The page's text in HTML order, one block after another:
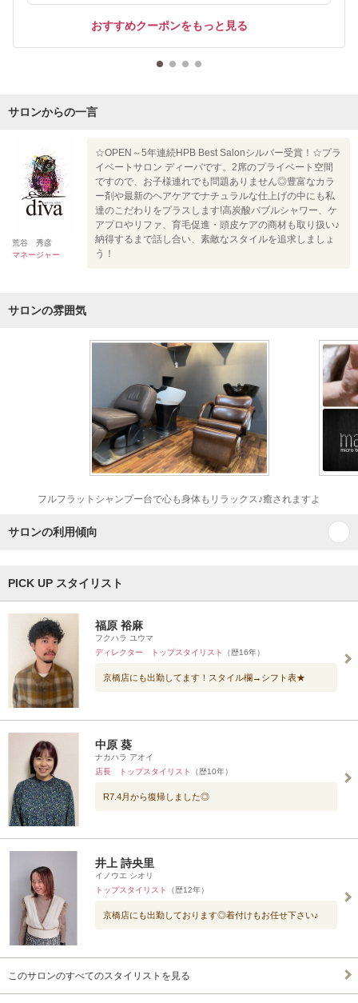
おすすめクーポンをもっと見る
サロンからの一言
荒谷 秀彦
マネージャー
☆OPEN～5年連続HPB Best Salonシルバー受賞！☆プラ
イベートサロン ディーバです。2席のプライベート空間
ですので、お子様連れでも問題ありません◎豊富なカラ
ー剤や最新のヘアケアでナチュラルな仕上げの中にも私
達のこだわりをプラスします!高炭酸バブルシャワー、ケ
アプロやリファ、育毛促進・頭皮ケアの商材も取り扱い♪
納得するまで話し合い、素敵なスタイルを追求しましょ
う！
サロンの雰囲気
フルフラットシャンプー台で心も身体もリラックス♪癒されますよ
サロンの利用傾向
PICK UP スタイリスト
福原 裕麻
フクハラ ユウマ
ディレクター トップスタイリスト
（歴16年）
京橋店にも出勤してます！スタイル欄→シフト表★
中原 葵
ナカハラ アオイ
店長 トップスタイリスト
（歴10年）
R7.4月から復帰しました◎
井上 詩央里
イノウエ シオリ
トップスタイリスト
（歴12年）
京橋店にも出勤しております◎着付けもお任せ下さい♪
このサロンのすべてのスタイリストを見る